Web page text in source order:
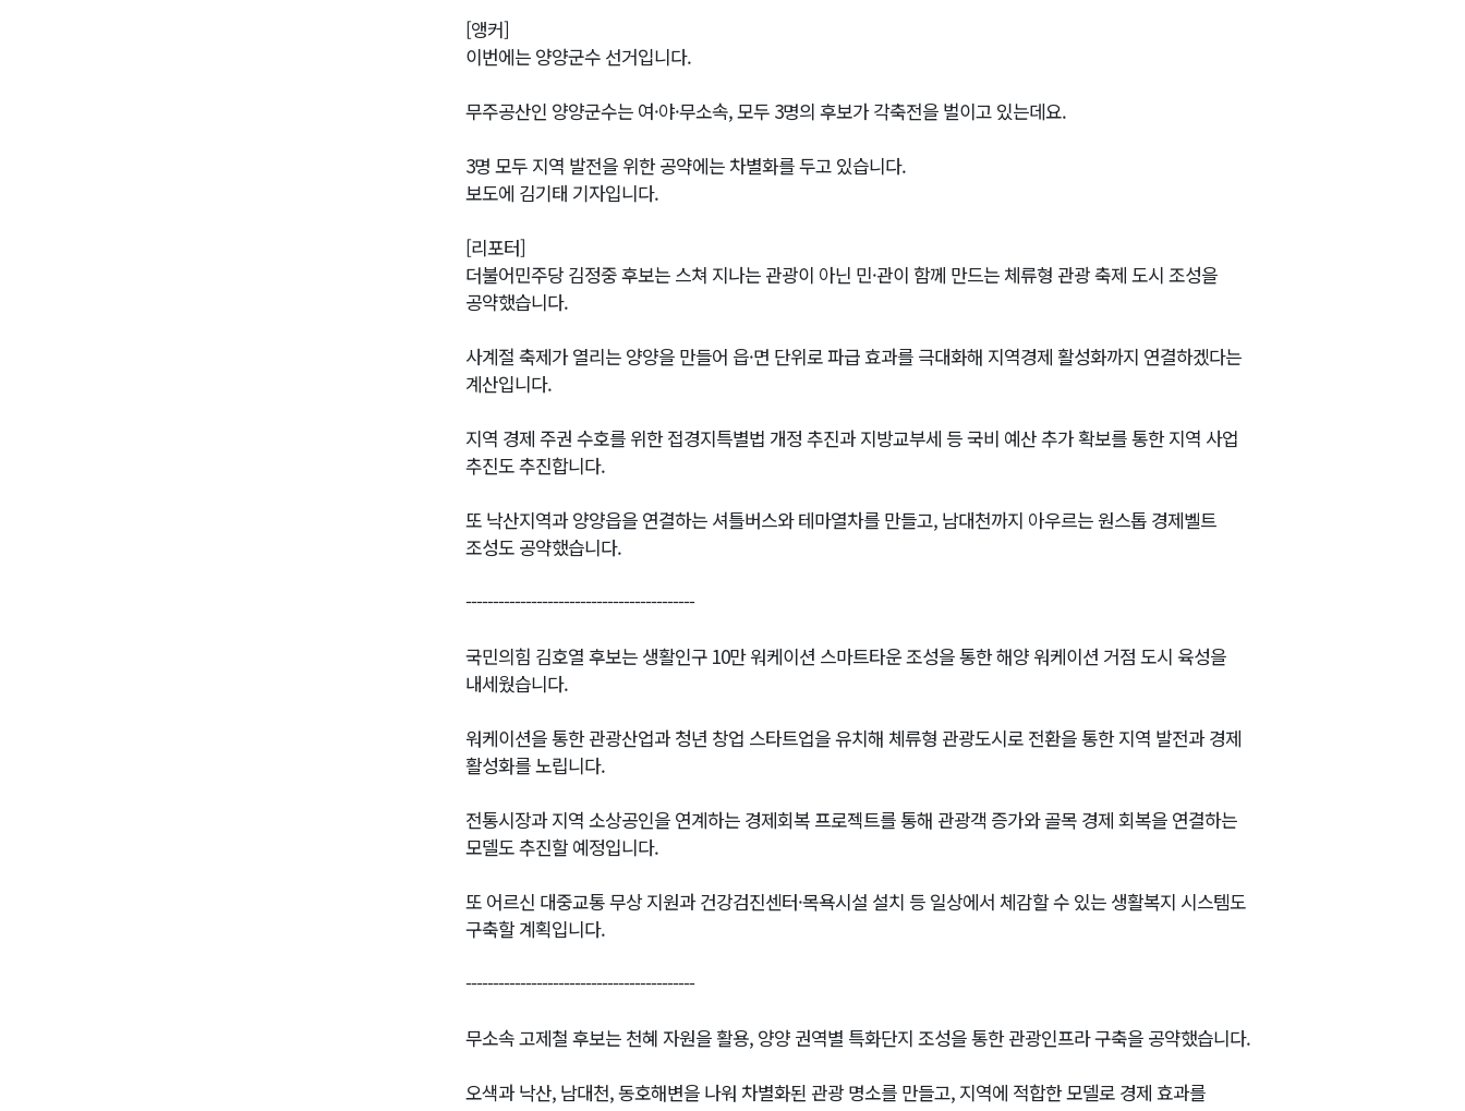
[앵커]
이번에는 양양군수 선거입니다.
무주공산인 양양군수는 여·야·무소속, 모두 3명의 후보가 각축전을 벌이고 있는데요.
3명 모두 지역 발전을 위한 공약에는 차별화를 두고 있습니다.
보도에 김기태 기자입니다.
[리포터]
더불어민주당 김정중 후보는 스쳐 지나는 관광이 아닌 민·관이 함께 만드는 체류형 관광 축제 도시 조성을
공약했습니다.
사계절 축제가 열리는 양양을 만들어 읍·면 단위로 파급 효과를 극대화해 지역경제 활성화까지 연결하겠다는
계산입니다.
지역 경제 주권 수호를 위한 접경지특별법 개정 추진과 지방교부세 등 국비 예산 추가 확보를 통한 지역 사업
추진도 추진합니다.
또 낙산지역과 양양읍을 연결하는 셔틀버스와 테마열차를 만들고, 남대천까지 아우르는 원스톱 경제벨트
조성도 공약했습니다.
------------------------------------------
국민의힘 김호열 후보는 생활인구 10만 워케이션 스마트타운 조성을 통한 해양 워케이션 거점 도시 육성을
내세웠습니다.
워케이션을 통한 관광산업과 청년 창업 스타트업을 유치해 체류형 관광도시로 전환을 통한 지역 발전과 경제
활성화를 노립니다.
전통시장과 지역 소상공인을 연계하는 경제회복 프로젝트를 통해 관광객 증가와 골목 경제 회복을 연결하는
모델도 추진할 예정입니다.
또 어르신 대중교통 무상 지원과 건강검진센터·목욕시설 설치 등 일상에서 체감할 수 있는 생활복지 시스템도
구축할 계획입니다.
------------------------------------------
무소속 고제철 후보는 천혜 자원을 활용, 양양 권역별 특화단지 조성을 통한 관광인프라 구축을 공약했습니다.
오색과 낙산, 남대천, 동호해변을 나워 차별화된 관광 명소를 만들고, 지역에 적합한 모델로 경제 효과를